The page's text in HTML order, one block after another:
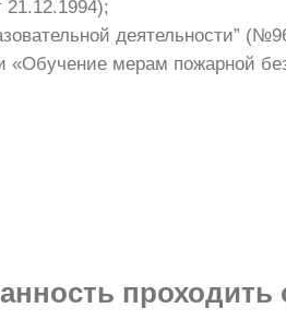
деятельности”
мерам пожарной
проходить